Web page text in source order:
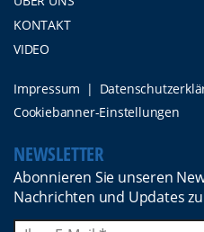
KONTAKT
VIDEO
Impressum
Cookiebanner-Einstellungen
NEWSLETTER
Abonnieren Sie unseren
Nachrichten und Updates